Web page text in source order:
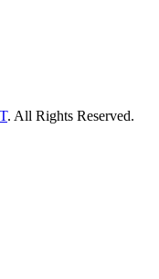
. All Rights Reserved.